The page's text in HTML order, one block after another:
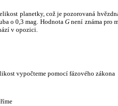
planetky, což je pozorovaná
o 0,3 mag. HodnotaG není známa pro
v opozici.
vypočteme pomocí fázového zákona